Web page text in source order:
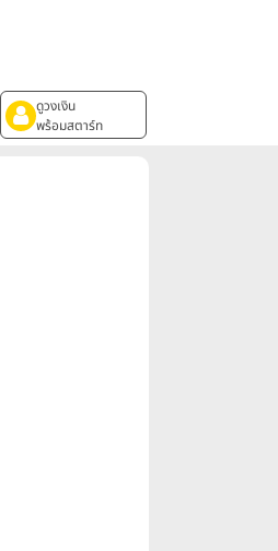
ดูวงเงิน
พร้อมสตาร์ท